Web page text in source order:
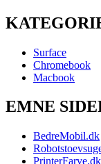
Surface
Chromebook
Macbook
EMNE
BedreMobil.dk
PrinterFarve.dk